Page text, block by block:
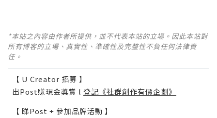
*本站之內容由作者所提供，並不代表本站的立場。因此本站對
所有博客的立場、真實性、準確性及完整性不負任何法律責
任。
【 U Creator 招募 】
出Post賺現金獎賞 l 登記《社群創作有價企劃》
【 睇Post + 參加品牌活動 】